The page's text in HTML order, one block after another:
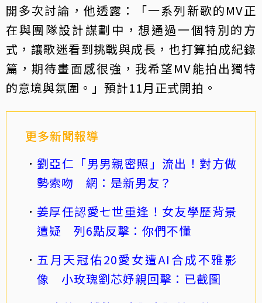
開多次討論，他透露：「一系列新歌的MV正
在與團隊設計謀劃中，想通過一個特別的方
式，讓歌迷看到挑戰與成長，也打算拍成紀錄
篇，期待畫面感很強，我希望MV能拍出獨特
的意境與氛圍。」預計11月正式開拍。
更多新聞報導
劉亞仁「男男親密照」流出！對方做
勢索吻 網：是新男友？
姜厚任認愛七世重逢！女友學歷背景
遭疑 列6點反擊：你們不懂
五月天冠佑20愛女遭AI合成不雅影
像 小玫瑰劉芯妤親回擊：已截圖